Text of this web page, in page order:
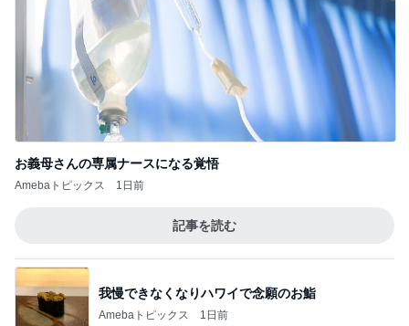
お義母さんの専属ナースになる覚悟
Amebaトピックス 1日前
記事を読む
我慢できなくなりハワイで念願のお鮨
Amebaトピックス 1日前